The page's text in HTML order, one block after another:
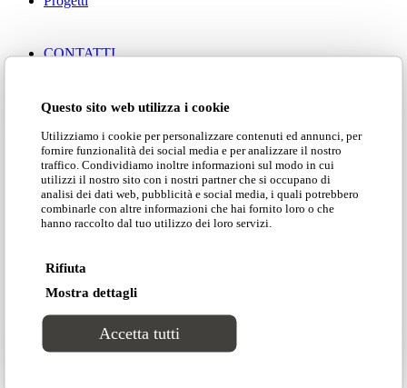
Questo sito web utilizza i cookie
Utilizziamo i cookie per personalizzare contenuti ed annunci, per
fornire funzionalità dei social media e per analizzare il nostro
traffico. Condividiamo inoltre informazioni sul modo in cui
utilizzi il nostro sito con i nostri partner che si occupano di
analisi dei dati web, pubblicità e social media, i quali potrebbero
combinarle con altre informazioni che hai fornito loro o che
hanno raccolto dal tuo utilizzo dei loro servizi.
Rifiuta
Mostra dettagli
Accetta tutti
CONTATTI
Area clienti
Scarica i cataloghi»